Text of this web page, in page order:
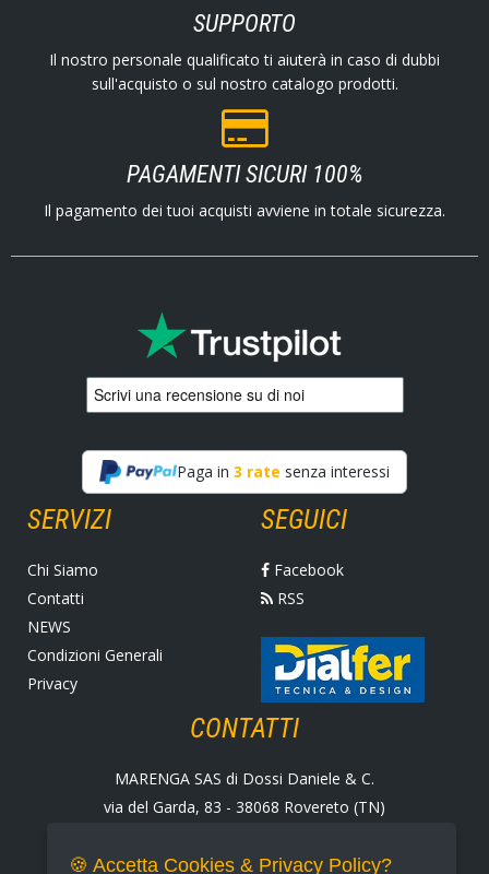
SUPPORTO
Il nostro personale qualificato ti aiuterà in caso di dubbi
sull'acquisto o sul nostro catalogo prodotti.
PAGAMENTI SICURI 100%
Il pagamento dei tuoi acquisti avviene in totale sicurezza.
Paga in 3 rate senza interessi
SERVIZI
Chi Siamo
Contatti
NEWS
Condizioni Generali
Privacy
SEGUICI
Facebook
RSS
CONTATTI
MARENGA SAS di Dossi Daniele & C.
via del Garda, 83 - 38068 Rovereto (TN)
Fax +39 0464 430938
🍪 Accetta Cookies & Privacy Policy?